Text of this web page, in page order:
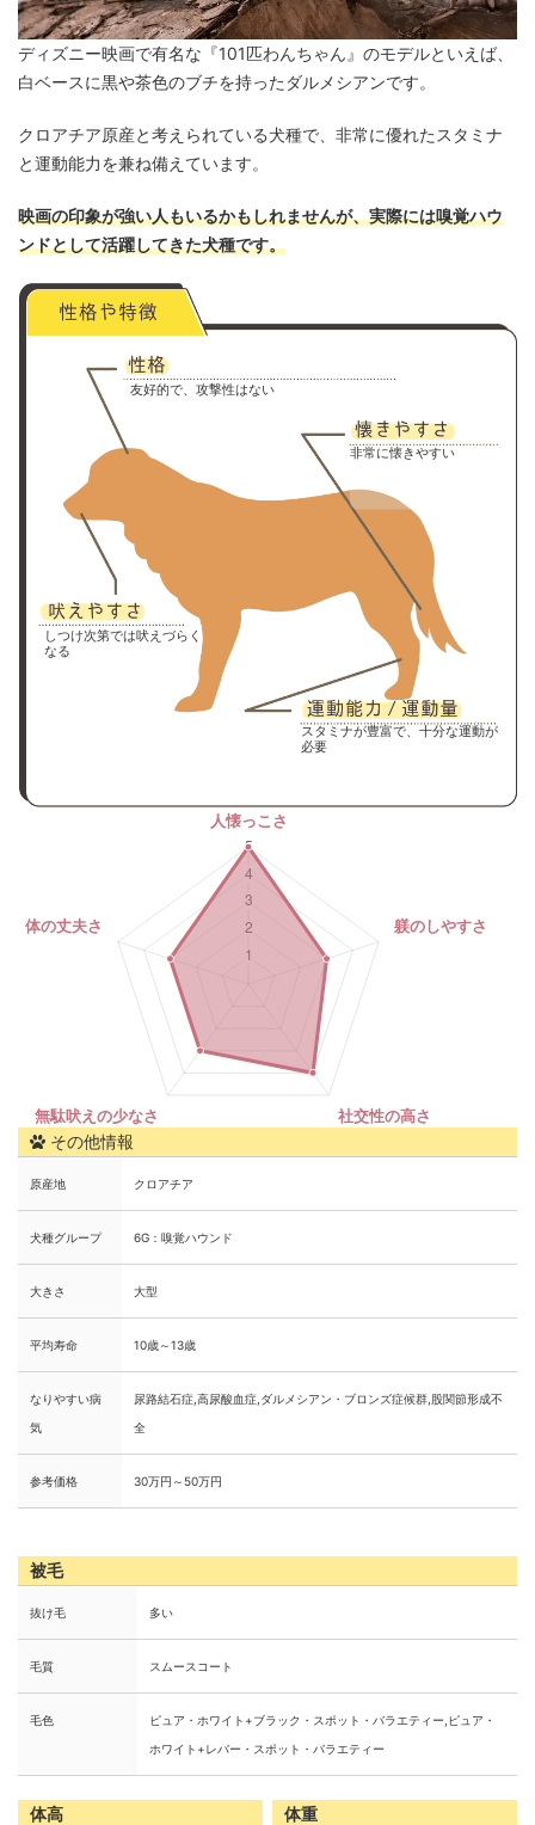
ディズニー映画で有名な『101匹わんちゃん』のモデルといえば、
白ベースに黒や茶色のブチを持ったダルメシアンです。
クロアチア原産と考えられている犬種で、非常に優れたスタミナ
と運動能力を兼ね備えています。
映画の印象が強い人もいるかもしれませんが、実際には嗅覚ハウ
ンドとして活躍してきた犬種です。
友好的で、攻撃性はない
非常に懐きやすい
しつけ次第では吠えづらく
なる
スタミナが豊富で、十分な運動が
必要
その他情報
原産地 クロアチア
犬種グループ 6G：嗅覚ハウンド
大きさ 大型
平均寿命 10歳～13歳
なりやすい病
気
尿路結石症,高尿酸血症,ダルメシアン・ブロンズ症候群,股関節形成不
全
参考価格 30万円～50万円
被毛
抜け毛 多い
毛質 スムースコート
毛色
ピュア・ホワイト+ブラック・スポット・バラエティー,ピュア・
ホワイト+レバー・スポット・バラエティー
体高 体重